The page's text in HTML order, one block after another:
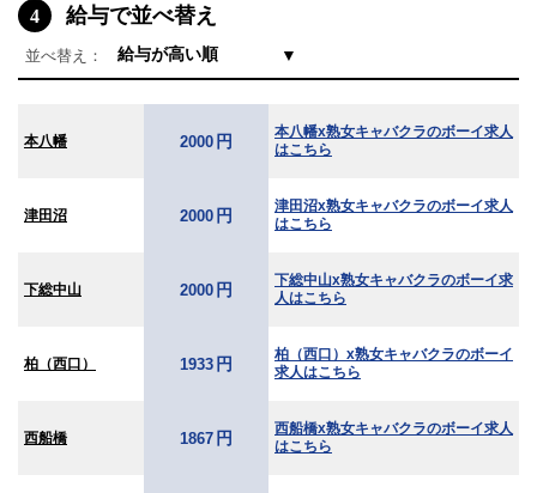
4 給与で並べ替え
並べ替え： ▼
本八幡 2000 円
本八幡x熟女キャバクラのボーイ求人
はこちら
津田沼 2000 円
津田沼x熟女キャバクラのボーイ求人
はこちら
下総中山 2000 円
下総中山x熟女キャバクラのボーイ求
人はこちら
柏（西口） 1933 円
柏（西口）x熟女キャバクラのボーイ
求人はこちら
西船橋 1867 円
西船橋x熟女キャバクラのボーイ求人
はこちら